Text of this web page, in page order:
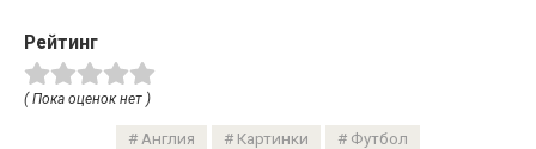
Рейтинг
( Пока оценок нет )
Англия Картинки Футбол